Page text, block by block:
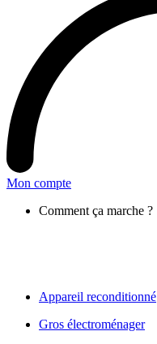
Mon compte
Comment ça marche ?
Appareil reconditionné
Gros électroménager